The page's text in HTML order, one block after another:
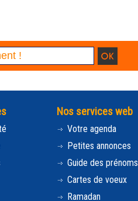
Nos services web
Votre agenda
Petites annonces
Guide des prénoms
Cartes de voeux
Ramadan